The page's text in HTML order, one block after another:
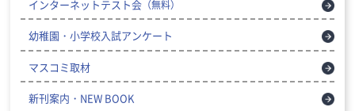
インターネットテスト会 （無料）
幼稚園・小学校入試アンケート
マスコミ取材
新刊案内・NEW BOOK